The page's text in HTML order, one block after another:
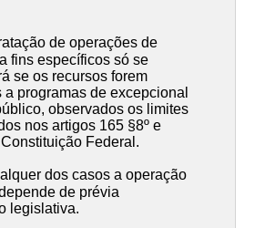
de operações de
fins específicos só se
se os recursos forem
a programas de excepcional
observados os limites
nos artigos 165 §8º e
Federal.
dos casos a operação
de prévia
legislativa.